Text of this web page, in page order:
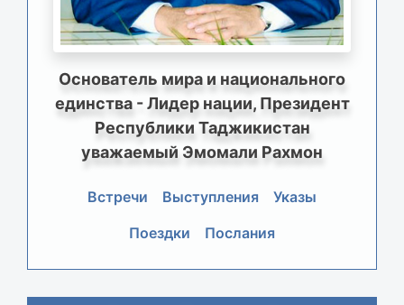
Основатель мира и национального
единства - Лидер нации, Президент
Республики Таджикистан
уважаемый Эмомали Рахмон
Встречи Выступления
Указы
Поездки
Послания